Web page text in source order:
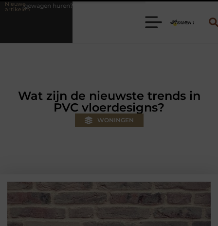
Nieuwe
artikelenKies de juiste aanhanger voor jouw klus
Wat zijn de nieuwste trends in
PVC vloerdesigns?
WONINGEN